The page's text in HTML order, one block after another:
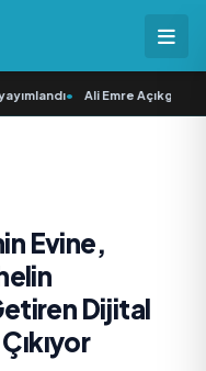
• Ali Emre Açıkgöz
Evine,
Dijital